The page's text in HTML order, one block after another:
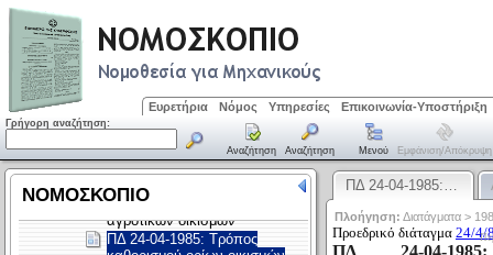
Ευρετήρια Νόμος Υπηρεσίες Επικοινωνία-Υποστήριξη
Γρήγορη αναζήτηση:
Αναζήτηση Αναζήτηση Μενού Εμφάνιση/απόκρυψη
ΠΔ 24-04-1985:…